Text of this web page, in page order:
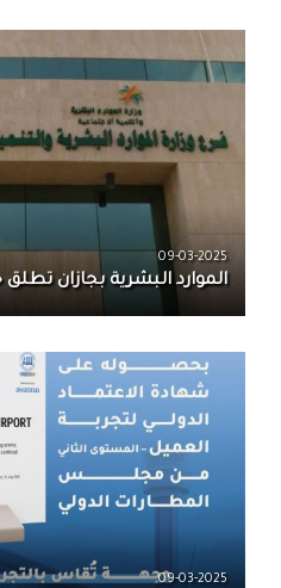
09-03-2025
الموارد البشرية بجازان تطلق
09-03-2025